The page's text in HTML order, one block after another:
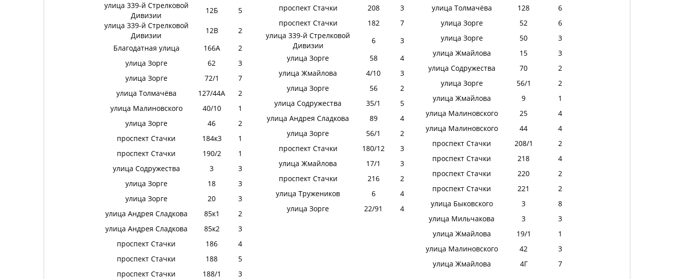
улица 339-й Стрелковой
Дивизии
12Б
5
улица 339-й Стрелковой
Дивизии
12В
2
Благодатная улица
166А
2
улица Зорге
62
3
улица Зорге
72/1
7
улица Толмачёва
127/44А
2
улица Малиновского
40/10
1
улица Зорге
46
2
проспект Стачки
184к3
1
проспект Стачки
190/2
1
улица Содружества
3
3
улица Зорге
18
3
улица Зорге
20
3
улица Андрея Сладкова
85к1
2
улица Андрея Сладкова
85к2
3
проспект Стачки
186
4
проспект Стачки
188
5
проспект Стачки
188/1 3
проспект Стачки
208
3
проспект Стачки
182
7
улица 339-й Стрелковой
Дивизии
6
3
улица Зорге
58
4
улица Жмайлова
4/10
3
улица Зорге
56
2
улица Содружества
35/1
5
улица Андрея Сладкова
89
4
улица Зорге
56/1
2
проспект Стачки
180/12
3
улица Жмайлова
17/1
3
проспект Стачки
216
2
улица Тружеников
6
4
улица Зорге
22/91 4
улица Толмачёва
128
6
улица Зорге
52
6
улица Зорге
50
3
улица Жмайлова
15
3
улица Содружества
70
2
улица Зорге
56/1
2
улица Жмайлова
9
1
улица Малиновского
25
4
улица Малиновского
44
4
проспект Стачки
208/1
2
проспект Стачки
218
4
проспект Стачки
220
2
проспект Стачки
221
2
улица Быковского
3
8
улица Мильчакова
3
3
улица Жмайлова
19/1
1
улица Малиновского
42
3
улица Жмайлова
4Г 7